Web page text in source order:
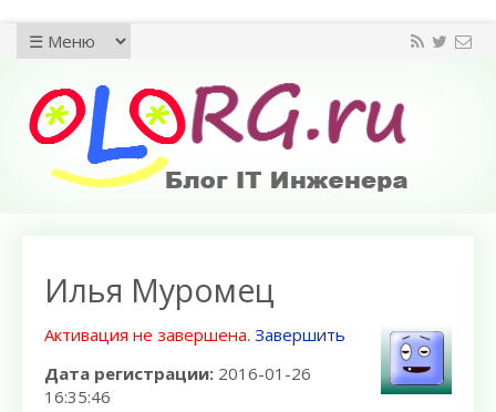
Илья Муромец
Активация не завершена. Завершить
Дата регистрации: 2016-01-26
16:35:46